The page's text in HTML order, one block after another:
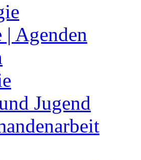
Agenden
Jugend